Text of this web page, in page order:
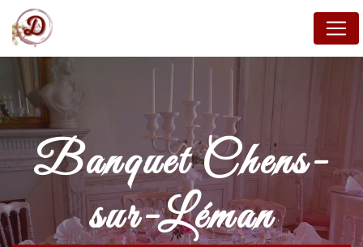
banquet Chens-
sur-Léman
Panneau de gestion des cookies